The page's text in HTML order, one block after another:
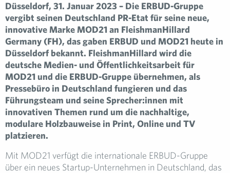
Düsseldorf, 31. Januar 2023 – Die ERBUD-Gruppe
vergibt seinen Deutschland PR-Etat für seine neue,
innovative Marke MOD21 an FleishmanHillard
Germany (FH), das gaben ERBUD und MOD21 heute in
Düsseldorf bekannt. FleishmanHillard wird die
deutsche Medien- und Öffentlichkeitsarbeit für
MOD21 und die ERBUD-Gruppe übernehmen, als
Pressebüro in Deutschland fungieren und das
Führungsteam und seine Sprecher:innen mit
innovativen Themen rund um die nachhaltige,
modulare Holzbauweise in Print, Online und TV
platzieren.
Mit MOD21 verfügt die internationale ERBUD-Gruppe
über ein neues Startup-Unternehmen in Deutschland, das